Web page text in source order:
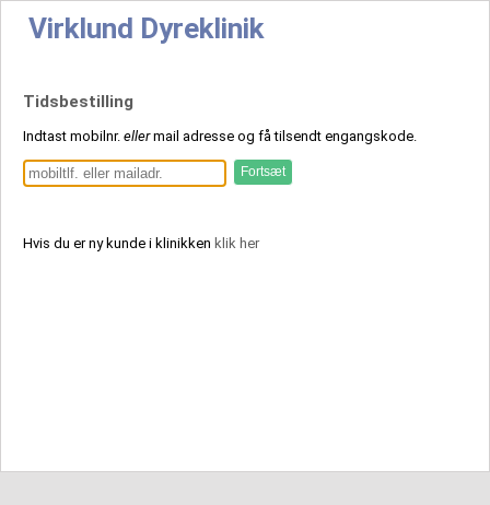
Virklund Dyreklinik
Tidsbestilling
Indtast mobilnr. ellermail adresse og få tilsendt engangskode.
Hvis du er ny kunde i klinikken klik her